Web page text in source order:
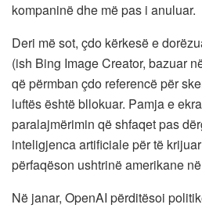
kompaninë dhe më pas i anuluar.
Deri më sot, çdo kërkesë e
(ish Bing Image Creator, bazuar
që përmban çdo referencë për
luftës është bllokuar. Pamja e
paralajmërimin që shfaqet pas
inteligjenca artificiale për të
përfaqëson ushtrinë amerikane
Në janar, OpenAI përditësoi